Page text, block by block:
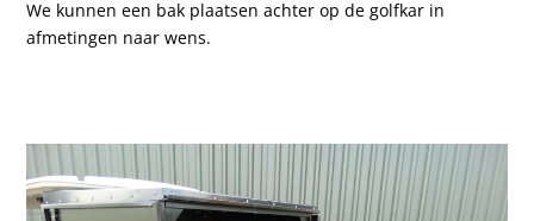
We kunnen een bak plaatsen achter op de golfkar in
afmetingen naar wens.